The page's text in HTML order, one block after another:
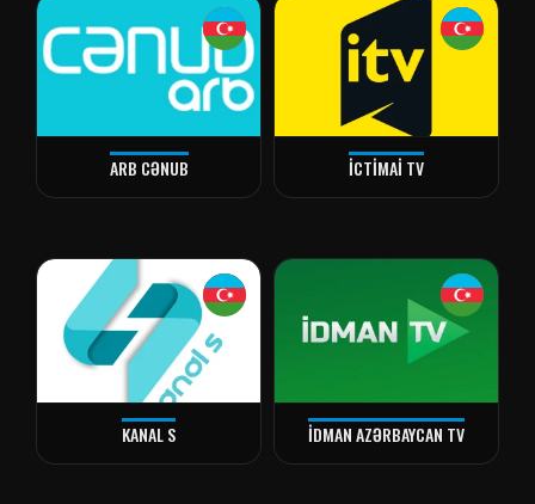
ARB CƏNUB İCTİMAİ TV
KANAL S İDMAN AZƏRBAYCAN TV